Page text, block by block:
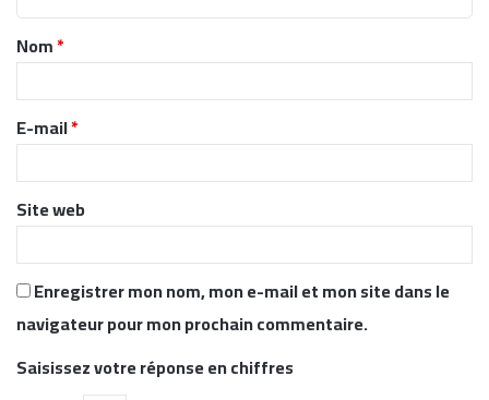
t
a
r
e
*
Nom*
E-mail*
Site web
Enregistrer mon nom, mon e-mail et mon site dans le
navigateur pour mon prochain commentaire.
Saisissez votre réponse en chiffres